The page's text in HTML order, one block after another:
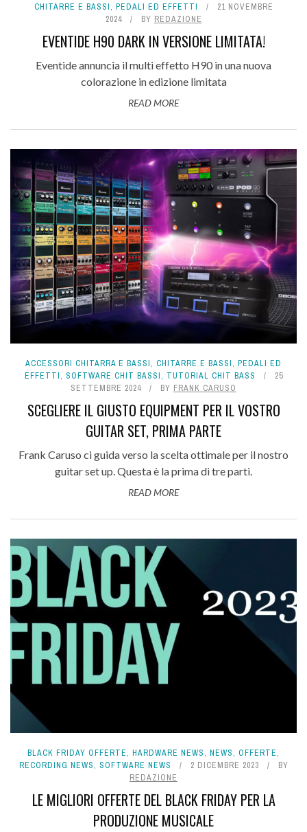
CHITARRE E BASSI, PEDALI ED EFFETTI
21 NOVEMBRE
2024
BY REDAZIONE
EVENTIDE H90 DARK IN VERSIONE LIMITATA!
Eventide annuncia il multi effetto H90 in una nuova
colorazione in edizione limitata
READ MORE
ACCESSORI CHITARRA E BASSI, CHITARRE E BASSI, PEDALI ED
EFFETTI, SOFTWARE CHIT BASSI, TUTORIAL CHIT BASS
25
SETTEMBRE 2024
BY FRANK CARUSO
SCEGLIERE IL GIUSTO EQUIPMENT PER IL VOSTRO
GUITAR SET, PRIMA PARTE
Frank Caruso ci guida verso la scelta ottimale per il nostro
guitar set up. Questa è la prima di tre parti.
READ MORE
BLACK FRIDAY OFFERTE, HARDWARE NEWS, NEWS, OFFERTE,
RECORDING NEWS, SOFTWARE NEWS 2 DICEMBRE 2023
BY
REDAZIONE
LE MIGLIORI OFFERTE DEL BLACK FRIDAY PER LA
PRODUZIONE MUSICALE